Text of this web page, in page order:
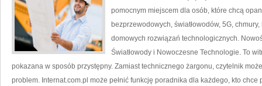
pomocnym miejscem dla osób, które chcą
bezprzewodowych, światłowodów, 5G,
domowych rozwiązań technologicznych.
Światłowody i Nowoczesne Technologie. To
pokazana w sposób przystępny. Zamiast technicznego żargonu, czytelnik
problem. Internat.com.pl może pełnić funkcję poradnika dla każdego, kto chce